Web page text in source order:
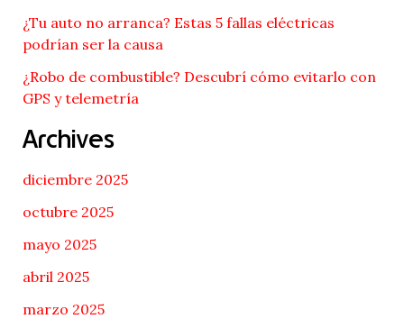
¿Tu auto no arranca? Estas 5 fallas eléctricas
podrían ser la causa
¿Robo de combustible? Descubrí cómo evitarlo con
GPS y telemetría
Archives
diciembre 2025
octubre 2025
mayo 2025
abril 2025
marzo 2025